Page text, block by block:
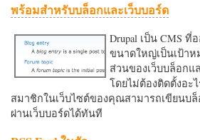
พร้อมสำหรับบล็อกและเว็บบอร์ด
Drupal เป็น CMS
ขนาดใหญ่เป็นเป้าห
ส่วนของเว็บบล็อกแ
โดยไม่ต้องติดตั้งอะ
สมาชิกในเว็บไซต์ของคุณสามารถเขียนบ
ผ่านเว็บบอร์ดได้ทันที